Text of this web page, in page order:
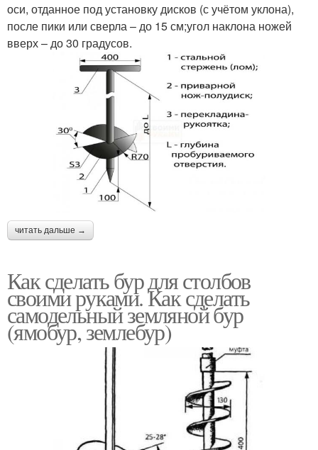
оси, отданное под установку дисков (с учётом уклона),
после пики или сверла – до 15 см;угол наклона ножей
вверх – до 30 градусов.
читать дальше →
Как сделать бур для столбов
своими руками. Как сделать
самодельный земляной бур
(ямобур, землебур)